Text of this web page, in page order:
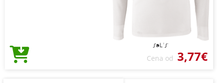
Cena od 3,77€